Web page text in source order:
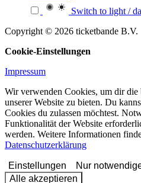
Switch to light /
Copyright © 2026 ticketbande B.V.
Cookie-Einstellungen
Impressum
Wir verwenden Cookies, um dir
unserer Website zu bieten. Du
Cookies du zulassen möchtest.
Funktionalität der Website
werden. Weitere Informationen
Datenschutzerklärung
Einstellungen
Nur
Alle akzeptieren